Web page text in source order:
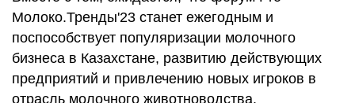
Молоко.Тренды'23 станет ежегодным и
поспособствует популяризации молочного
бизнеса в Казахстане, развитию действующих
предприятий и привлечению новых игроков в
отрасль молочного животноводства.